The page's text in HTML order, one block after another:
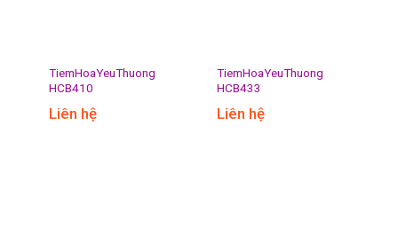
TiemHoaYeuThuong
HCB410
Liên hệ
TiemHoaYeuThuong
HCB433
Liên hệ